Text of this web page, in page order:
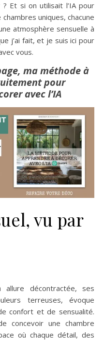
Et si on utilisait l’IA pour
uniques, chacune
atmosphère sensuelle à
j’ai fait, et je suis ici pour
vous.
ma méthode à
pour
avec l’IA
vu par
décontractée, ses
terreuses, évoque
confort et de sensualité.
concevoir une chambre
où chaque détail, des